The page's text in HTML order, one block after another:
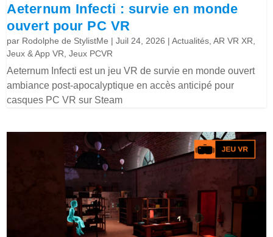
Aeternum Infecti : survie en monde
ouvert pour PC VR
par Rodolphe de StylistMe |Juil 24, 2026 |Actualités ,AR VR XR
Jeux & App VR ,Jeux PCVR
Aeternum Infecti est un jeu VR de survie en monde ouvert
ambiance post-apocalyptique en accès anticipé pour
casques PC VR sur Steam